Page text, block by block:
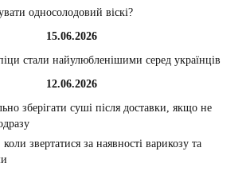
односолодовий віскі?
15.06.2026
стали найулюбленішими серед українців
12.06.2026
зберігати суші після доставки, якщо не
звертатися за наявності варикозу та